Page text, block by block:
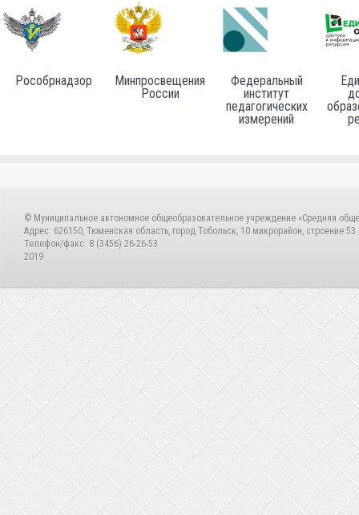
Рособрнадзор
Минпросвещения
России
Федеральный
институт
педагогических
измерений
© Муниципальное автономное общеобразовательное учреждение «Средняя
Адрес: 626150, Тюменская область, город Тобольск, 10 микрорайон, строение 53
Телефон/факс: 8 (3456) 26-26-53
2019